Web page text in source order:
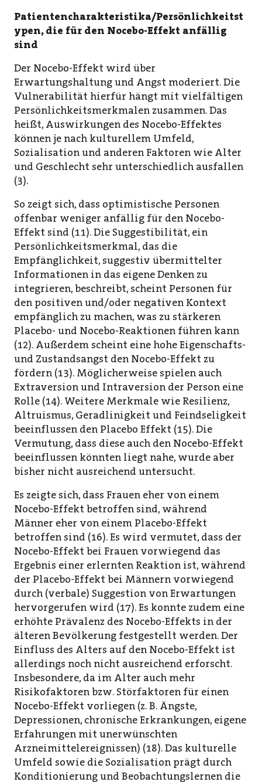
Patientencharakteristika/Persönlichkeitst
ypen, die für den Nocebo-Effekt anfällig
sind
Der Nocebo-Effekt wird über
Erwartungshaltung und Angst moderiert. Die
Vulnerabilität hierfür hängt mit vielfältigen
Persönlichkeitsmerkmalen zusammen. Das
heißt, Auswirkungen des Nocebo-Effektes
können je nach kulturellem Umfeld,
Sozialisation und anderen Faktoren wie Alter
und Geschlecht sehr unterschiedlich ausfallen
(3).
So zeigt sich, dass optimistische Personen
offenbar weniger anfällig für den Nocebo-
Effekt sind (11). Die Suggestibilität, ein
Persönlichkeitsmerkmal, das die
Empfänglichkeit, suggestiv übermittelter
Informationen in das eigene Denken zu
integrieren, beschreibt, scheint Personen für
den positiven und/oder negativen Kontext
empfänglich zu machen, was zu stärkeren
Placebo- und Nocebo-Reaktionen führen kann
(12). Außerdem scheint eine hohe Eigenschafts-
und Zustandsangst den Nocebo-Effekt zu
fördern (13). Möglicherweise spielen auch
Extraversion und Intraversion der Person eine
Rolle (14). Weitere Merkmale wie Resilienz,
Altruismus, Geradlinigkeit und Feindseligkeit
beeinflussen den Placebo Effekt (15). Die
Vermutung, dass diese auch den Nocebo-Effekt
beeinflussen könnten liegt nahe, wurde aber
bisher nicht ausreichend untersucht.
Es zeigte sich, dass Frauen eher von einem
Nocebo-Effekt betroffen sind, während
Männer eher von einem Placebo-Effekt
betroffen sind (16). Es wird vermutet, dass der
Nocebo-Effekt bei Frauen vorwiegend das
Ergebnis einer erlernten Reaktion ist, während
der Placebo-Effekt bei Männern vorwiegend
durch (verbale) Suggestion von Erwartungen
hervorgerufen wird (17). Es konnte zudem eine
erhöhte Prävalenz des Nocebo-Effekts in der
älteren Bevölkerung festgestellt werden. Der
Einfluss des Alters auf den Nocebo-Effekt ist
allerdings noch nicht ausreichend erforscht.
Insbesondere, da im Alter auch mehr
Risikofaktoren bzw. Störfaktoren für einen
Nocebo-Effekt vorliegen (z. B. Ängste,
Depressionen, chronische Erkrankungen, eigene
Erfahrungen mit unerwünschten
Arzneimittelereignissen) (18). Das kulturelle
Umfeld sowie die Sozialisation prägt durch
Konditionierung und Beobachtungslernen die